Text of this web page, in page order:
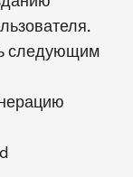
следующим